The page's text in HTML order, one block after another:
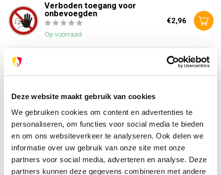
Deze website maakt gebruik van cookies
We gebruiken cookies om content en advertenties te
personaliseren, om functies voor social media te bieden
en om ons websiteverkeer te analyseren. Ook delen we
informatie over uw gebruik van onze site met onze
partners voor social media, adverteren en analyse. Deze
partners kunnen deze gegevens combineren met andere
Verboden toegang voor
onbevoegden
Op voorraad
€2,96
€2,96
Heb je vragen over dit product?
Of heb je hulp nodig bij je bestelling? Neem contact op
met onze klantenservice. We helpen je graag verder!
info@brandpreventie.be
+31 (0) 6 82095086